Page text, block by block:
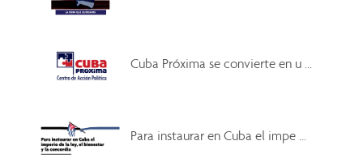
Cuba Próxima se convierte en u ...
Para instaurar en Cuba el impe ...